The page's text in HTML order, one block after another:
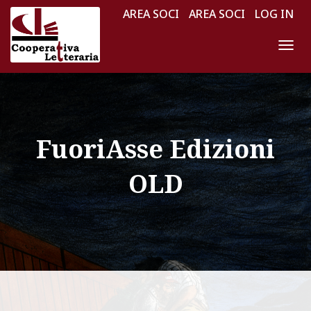
AREA SOCI AREA SOCI LOG IN
A
V
I
G
A
Z
I
O
N
E
T
O
FuoriAsse Edizioni
OLD